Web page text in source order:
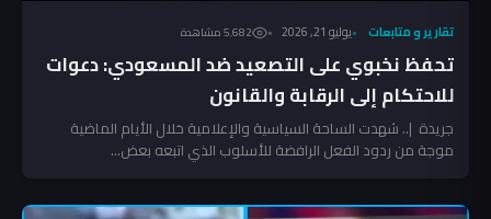
تقارير و متابعات يوليو 21, 2026 5٬682 مشاهدة
تحفظ نخبوي على التصعيد ضد المسعودي: دعوات
للاحتكام إلى الرقابة والقانون
جريدة |.. شهدت الساحة السياسية والإعلامية خلال الأيام الماضية
موجة من ردود الفعل الرافضة للأسلوب الذي اتبعه بعض...